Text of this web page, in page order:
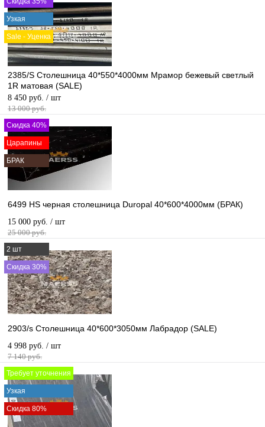
Узкая
Sale - Уценка
2385/S Столешница 40*550*4000мм Мрамор бежевый светлый
1R матовая (SALE)
8 450 руб. / шт
13 000 руб.
Скидка 40%
Царапины
БРАК
6499 HS черная столешница Duropal 40*600*4000мм (БРАК)
15 000 руб. / шт
25 000 руб.
2 шт
Скидка 30%
2903/s Столешница 40*600*3050мм Лабрадор (SALE)
4 998 руб. / шт
7 140 руб.
Требует уточнения
Узкая
Скидка 80%